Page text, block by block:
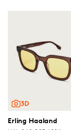
Erling Haaland